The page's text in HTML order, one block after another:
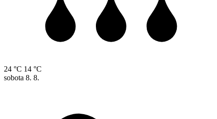
24 °C 14 °C
sobota 8. 8.